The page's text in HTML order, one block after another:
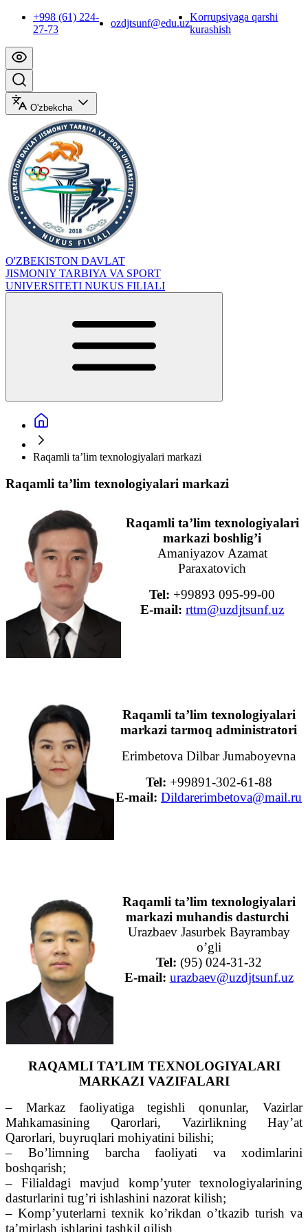
+998 (61) 224-
27-73
ozdjtsunf@edu.uz
Korrupsiyaga qarshi
kurashish
O'zbekcha
O'ZBEKISTON DAVLAT
JISMONIY TARBIYA VA SPORT
UNIVERSITETI NUKUS FILIALI
Raqamli ta’lim texnologiyalari markazi
Raqamli ta’lim texnologiyalari markazi
Raqamli ta’lim texnologiyalari
markazi boshlig’i
Amaniyazov Azamat
Paraxatovich
Tel: +99893 095-99-00
E-mail: rttm@uzdjtsunf.uz
Raqamli ta’lim texnologiyalari
markazi tarmoq administratori
Erimbetova Dilbar Jumaboyevna
Tel: +99891-302-61-88
E-mail: Dildarerimbetova@mail.ru
Raqamli ta’lim texnologiyalari
markazi muhandis dasturchi
Urazbaev Jasurbek Bayrambay
o’gli
Tel: (95) 024-31-32
E-mail: urazbaev@uzdjtsunf.uz
RAQAMLI TA’LIM TEXNOLOGIYALARI
MARKAZI VAZIFALARI
– Markaz faoliyatiga tegishli qonunlar, Vazirlar
Mahkamasining Qarorlari, Vazirlikning Hay’at
Qarorlari, buyruqlari mohiyatini bilishi;
– Bo’limning barcha faoliyati va xodimlarini
boshqarish;
– Filialdagi mavjud komp’yuter texnologiyalarining
dasturlarini tug’ri ishlashini nazorat kilish;
– Komp’yuterlarni texnik ko’rikdan o’tkazib turish va
ta’mirlash ishlarini tashkil qilish